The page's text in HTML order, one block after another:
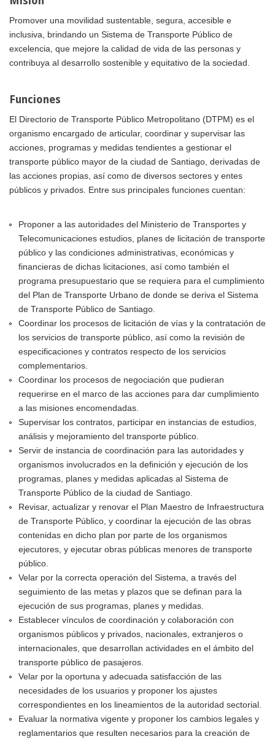
Promover una movilidad sustentable, segura, accesible e
inclusiva, brindando un Sistema de Transporte Público de
excelencia, que mejore la calidad de vida de las personas y
contribuya al desarrollo sostenible y equitativo de la sociedad.
Funciones
El Directorio de Transporte Público Metropolitano (DTPM) es el
organismo encargado de articular, coordinar y supervisar las
acciones, programas y medidas tendientes a gestionar el
transporte público mayor de la ciudad de Santiago, derivadas de
las acciones propias, así como de diversos sectores y entes
públicos y privados. Entre sus principales funciones cuentan:
Proponer a las autoridades del Ministerio de Transportes y
Telecomunicaciones estudios, planes de licitación de transporte
público y las condiciones administrativas, económicas y
financieras de dichas licitaciones, así como también el
programa presupuestario que se requiera para el cumplimiento
del Plan de Transporte Urbano de donde se deriva el Sistema
de Transporte Público de Santiago.
Coordinar los procesos de licitación de vías y la contratación de
los servicios de transporte público, así como la revisión de
especificaciones y contratos respecto de los servicios
complementarios.
Coordinar los procesos de negociación que pudieran
requerirse en el marco de las acciones para dar cumplimiento
a las misiones encomendadas.
Supervisar los contratos, participar en instancias de estudios,
análisis y mejoramiento del transporte público.
Servir de instancia de coordinación para las autoridades y
organismos involucrados en la definición y ejecución de los
programas, planes y medidas aplicadas al Sistema de
Transporte Público de la ciudad de Santiago.
Revisar, actualizar y renovar el Plan Maestro de Infraestructura
de Transporte Público, y coordinar la ejecución de las obras
contenidas en dicho plan por parte de los organismos
ejecutores, y ejecutar obras públicas menores de transporte
público.
Velar por la correcta operación del Sistema, a través del
seguimiento de las metas y plazos que se definan para la
ejecución de sus programas, planes y medidas.
Establecer vínculos de coordinación y colaboración con
organismos públicos y privados, nacionales, extranjeros o
internacionales, que desarrollan actividades en el ámbito del
transporte público de pasajeros.
Velar por la oportuna y adecuada satisfacción de las
necesidades de los usuarios y proponer los ajustes
correspondientes en los lineamientos de la autoridad sectorial.
Evaluar la normativa vigente y proponer los cambios legales y
reglamentarios que resulten necesarios para la creación de